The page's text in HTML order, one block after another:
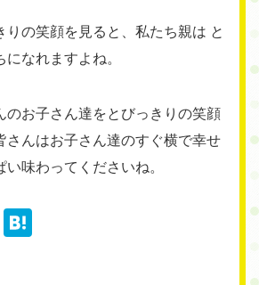
りの笑顔を見ると、私たち親は と
なれますよね。
のお子さん達をとびっきりの笑顔
さんはお子さん達のすぐ横で幸せ
味わってくださいね。
Line